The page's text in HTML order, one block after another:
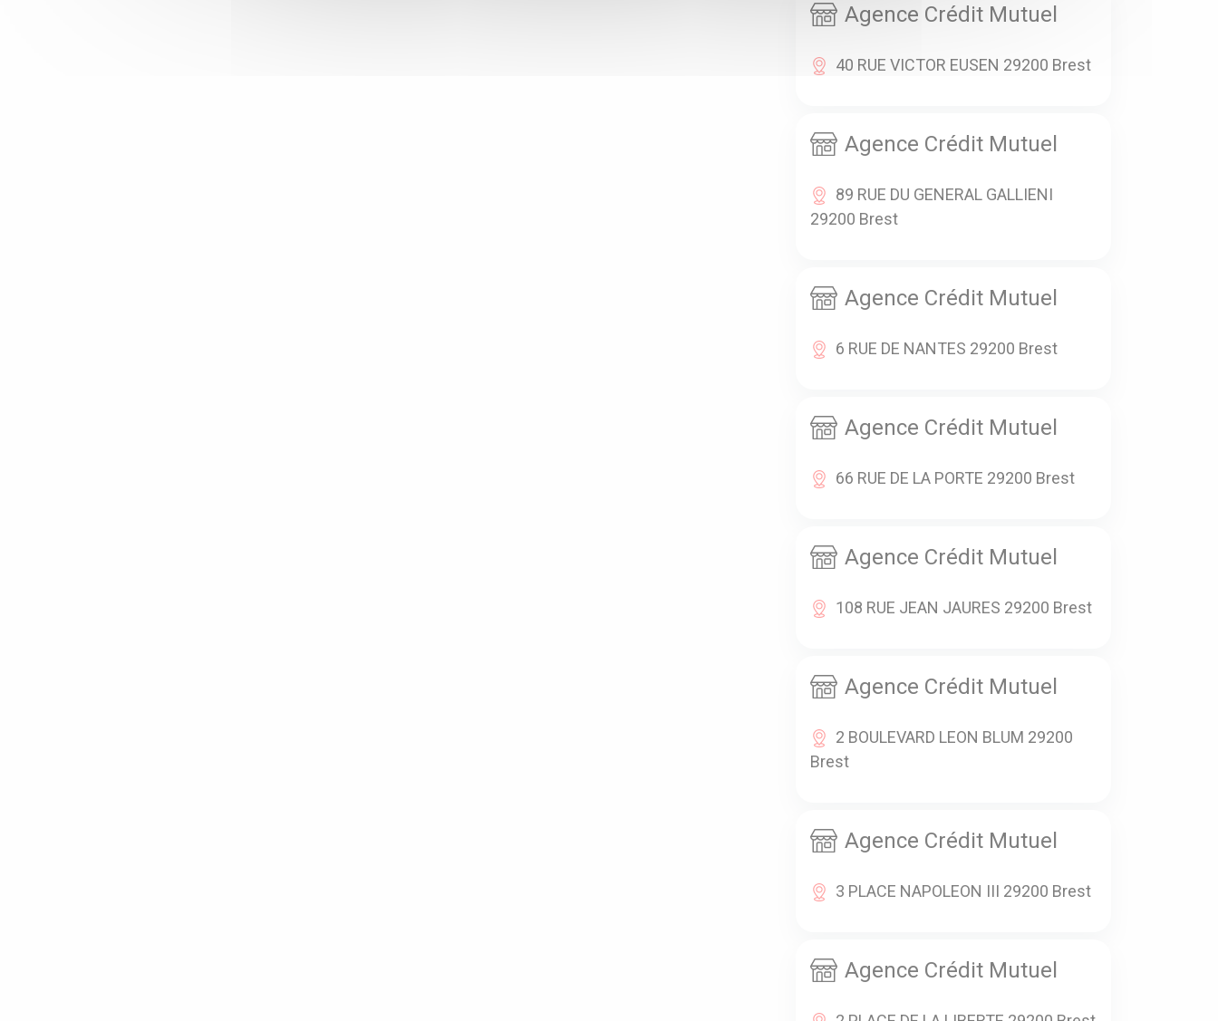
Agence Crédit Mutuel
40 RUE VICTOR EUSEN 29200 Brest
Agence Crédit Mutuel
89 RUE DU GENERAL GALLIENI
29200 Brest
Agence Crédit Mutuel
6 RUE DE NANTES 29200 Brest
Agence Crédit Mutuel
66 RUE DE LA PORTE 29200 Brest
Agence Crédit Mutuel
108 RUE JEAN JAURES 29200 Brest
Agence Crédit Mutuel
2 BOULEVARD LEON BLUM 29200
Brest
Agence Crédit Mutuel
3 PLACE NAPOLEON III 29200 Brest
Agence Crédit Mutuel